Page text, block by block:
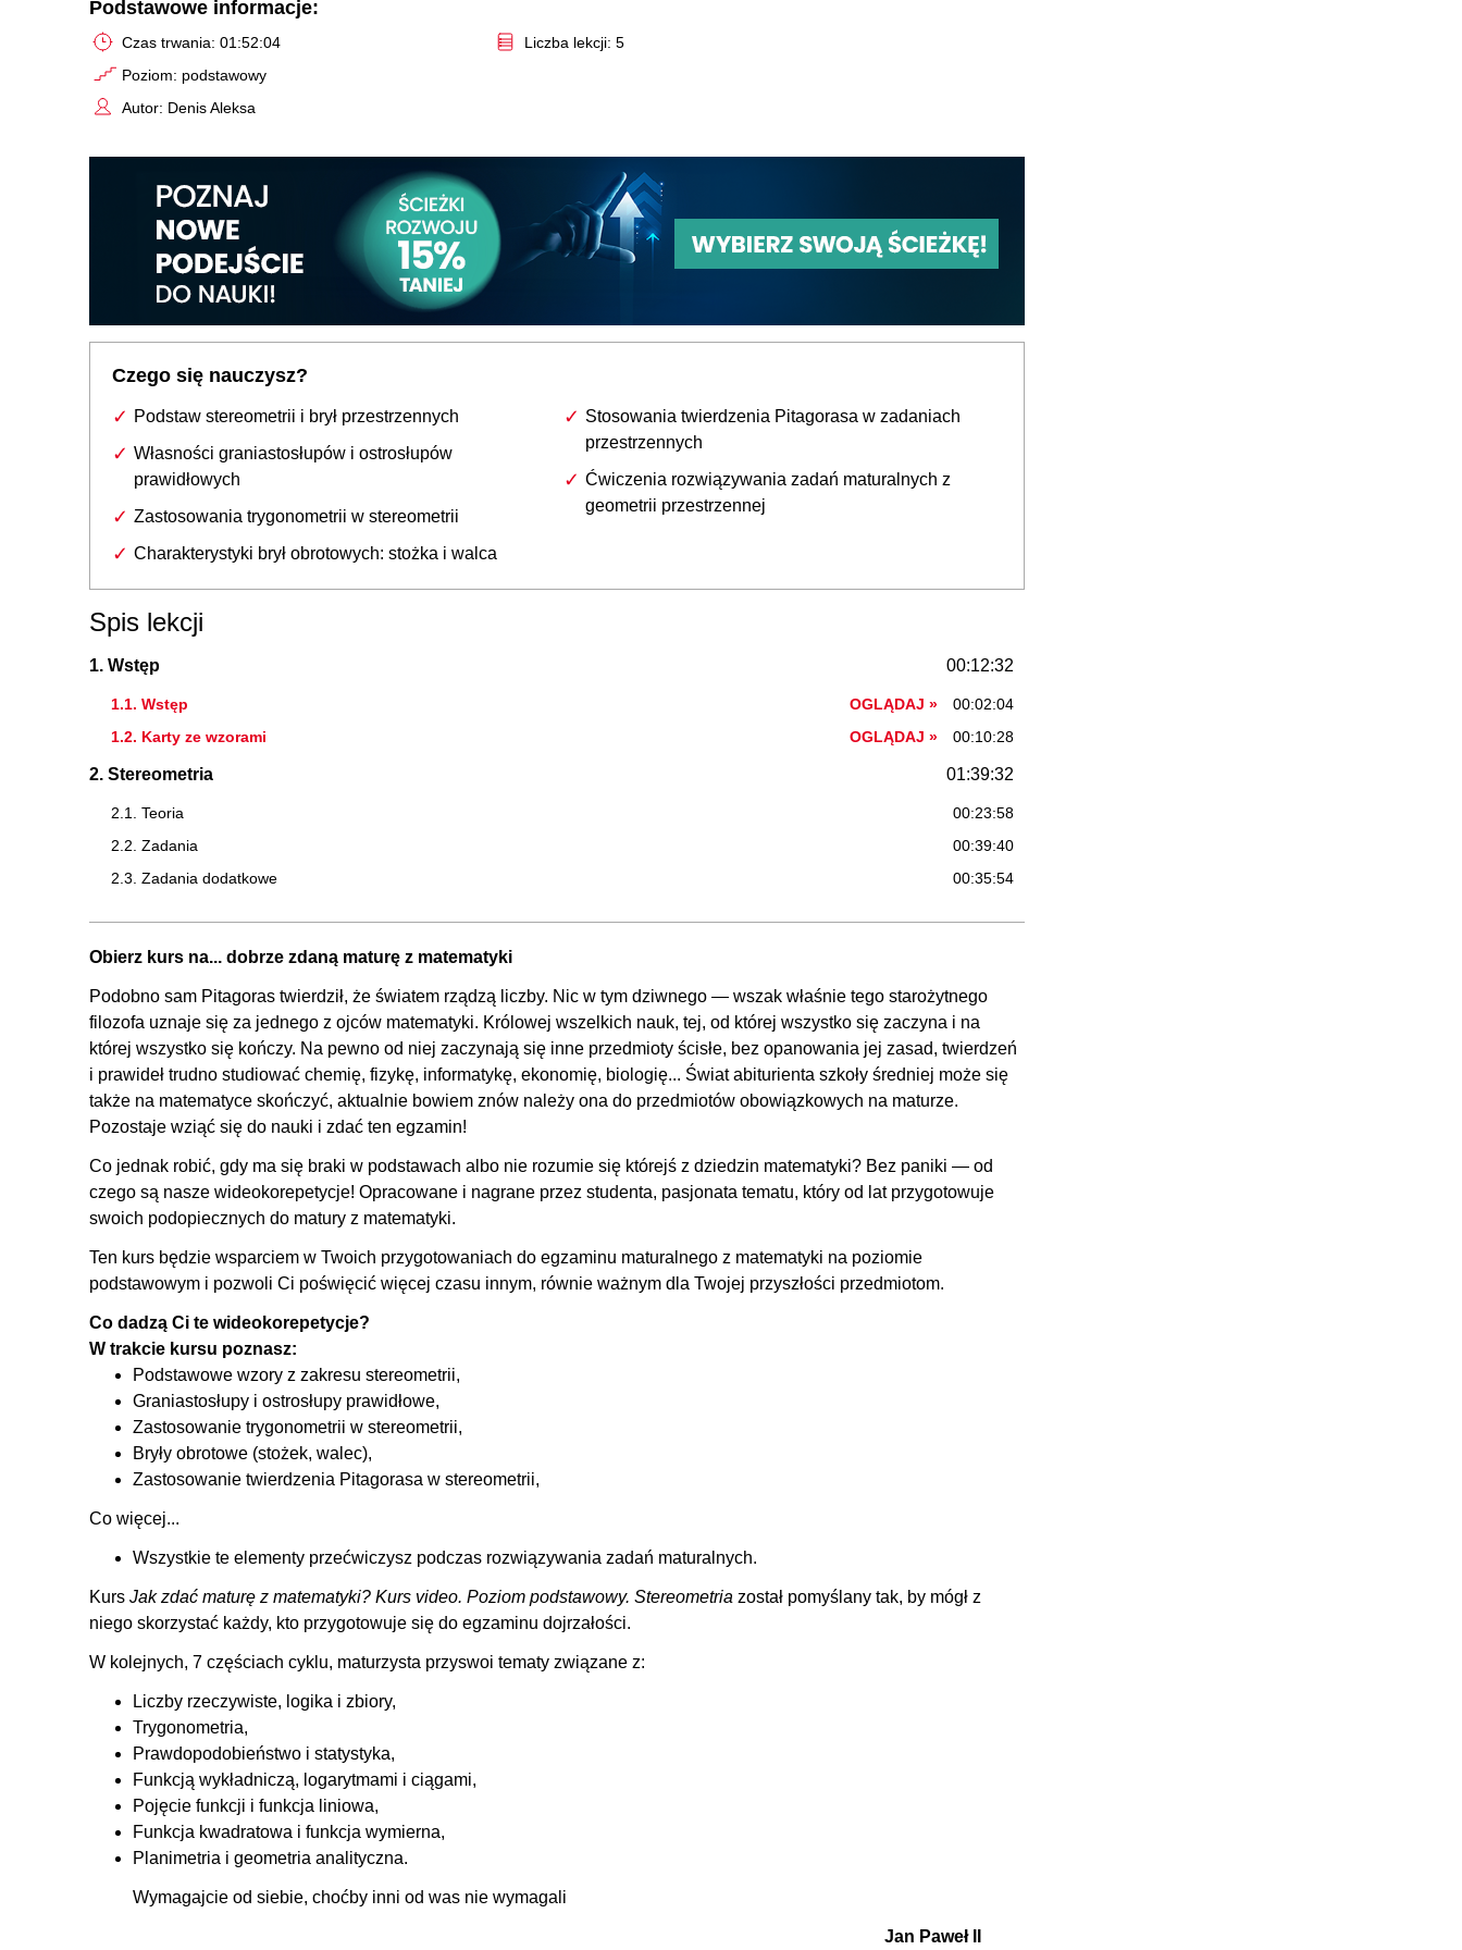
Podstawowe informacje:
Czas trwania: 01:52:04
Poziom: podstawowy
Autor: Denis Aleksa
Liczba lekcji: 5
Czego się nauczysz?
Podstaw stereometrii i brył przestrzennych
Własności graniastosłupów i ostrosłupów
prawidłowych
Zastosowania trygonometrii w stereometrii
Charakterystyki brył obrotowych: stożka i walca
Stosowania twierdzenia Pitagorasa w zadaniach
przestrzennych
Ćwiczenia rozwiązywania zadań maturalnych z
geometrii przestrzennej
Spis lekcji
1. Wstęp 00:12:32
1.1. Wstęp OGLĄDAJ »
00:02:04
1.2. Karty ze wzorami
OGLĄDAJ » 00:10:28
2. Stereometria 01:39:32
2.1. Teoria
00:23:58
2.2. Zadania
00:39:40
2.3. Zadania dodatkowe
00:35:54
Obierz kurs na... dobrze zdaną maturę z matematyki
Podobno sam Pitagoras twierdził, że światem rządzą liczby. Nic w tym dziwnego — wszak właśnie tego starożytnego
filozofa uznaje się za jednego z ojców matematyki. Królowej wszelkich nauk, tej, od której wszystko się zaczyna i na
której wszystko się kończy. Na pewno od niej zaczynają się inne przedmioty ścisłe, bez opanowania jej zasad, twierdzeń
i prawideł trudno studiować chemię, fizykę, informatykę, ekonomię, biologię... Świat abiturienta szkoły średniej może się
także na matematyce skończyć, aktualnie bowiem znów należy ona do przedmiotów obowiązkowych na maturze.
Pozostaje wziąć się do nauki i zdać ten egzamin!
Co jednak robić, gdy ma się braki w podstawach albo nie rozumie się którejś z dziedzin matematyki? Bez paniki — od
czego są nasze wideokorepetycje! Opracowane i nagrane przez studenta, pasjonata tematu, który od lat przygotowuje
swoich podopiecznych do matury z matematyki.
Ten kurs będzie wsparciem w Twoich przygotowaniach do egzaminu maturalnego z matematyki na poziomie
podstawowym i pozwoli Ci poświęcić więcej czasu innym, równie ważnym dla Twojej przyszłości przedmiotom.
Co dadzą Ci te wideokorepetycje?
W trakcie kursu poznasz:
Podstawowe wzory z zakresu stereometrii,
Graniastosłupy i ostrosłupy prawidłowe,
Zastosowanie trygonometrii w stereometrii,
Bryły obrotowe (stożek, walec),
Zastosowanie twierdzenia Pitagorasa w stereometrii,
Co więcej...
Wszystkie te elementy przećwiczysz podczas rozwiązywania zadań maturalnych.
Kurs Jak zdać maturę z matematyki? Kurs video. Poziom podstawowy. Stereometria został pomyślany tak, by mógł z
niego skorzystać każdy, kto przygotowuje się do egzaminu dojrzałości.
W kolejnych, 7 częściach cyklu, maturzysta przyswoi tematy związane z:
Liczby rzeczywiste, logika i zbiory,
Trygonometria,
Prawdopodobieństwo i statystyka,
Funkcją wykładniczą, logarytmami i ciągami,
Pojęcie funkcji i funkcja liniowa,
Funkcja kwadratowa i funkcja wymierna,
Planimetria i geometria analityczna.
Wymagajcie od siebie, choćby inni od was nie wymagali
Jan Paweł II